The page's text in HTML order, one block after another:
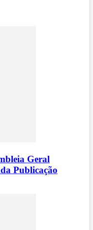
Geral
Publicação